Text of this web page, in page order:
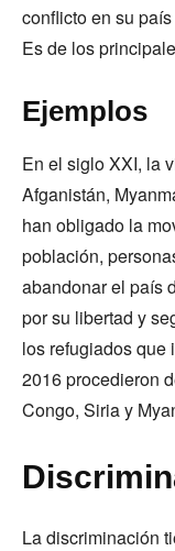
conflicto en su
Es de los
Ejemplos
En el siglo XXI, la
Afganistán,
han obligado la
población,
abandonar el país
por su libertad y
los refugiados que
2016 procedieron
Congo, Siria y
La discriminación